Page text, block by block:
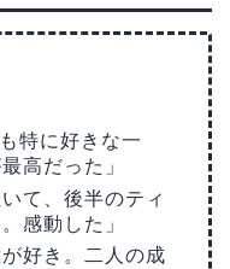
特に好きな一
高だった」
て、後半のティ
感動した」
好き。二人の成